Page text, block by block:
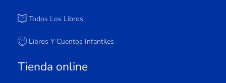
Todos Los Libros
Libros Y Cuentos Infantiles
Tienda online